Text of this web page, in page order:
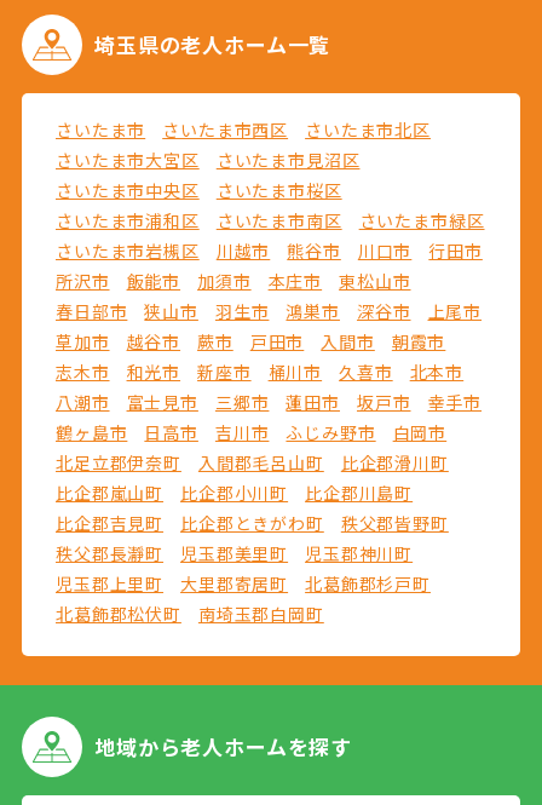
埼玉県の老人ホーム一覧
さいたま市 さいたま市西区
さいたま市北区
さいたま市大宮区
さいたま市見沼区
さいたま市中央区
さいたま市桜区
さいたま市浦和区
さいたま市南区
さいたま市緑区
さいたま市岩槻区
川越市 熊谷市 川口市
行田市
所沢市
飯能市 加須市 本庄市
東松山市
春日部市
狭山市 羽生市 鴻巣市 深谷市
上尾市
草加市
越谷市 蕨市 戸田市 入間市
朝霞市
志木市
和光市 新座市 桶川市 久喜市
北本市
八潮市
富士見市 三郷市 蓮田市 坂戸市
幸手市
鶴ヶ島市
日高市 吉川市 ふじみ野市
白岡市
北足立郡伊奈町
入間郡毛呂山町
比企郡滑川町
比企郡嵐山町
比企郡小川町
比企郡川島町
比企郡吉見町
比企郡ときがわ町
秩父郡皆野町
秩父郡長瀞町
児玉郡美里町
児玉郡神川町
児玉郡上里町
大里郡寄居町
北葛飾郡杉戸町
北葛飾郡松伏町
南埼玉郡白岡町
地域から老人ホームを探す